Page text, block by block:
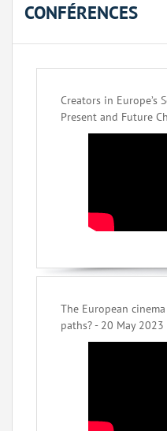
CONFÉRENCES
Creators in Europe’s
Present and Future
The European
paths? - 20 May 2023